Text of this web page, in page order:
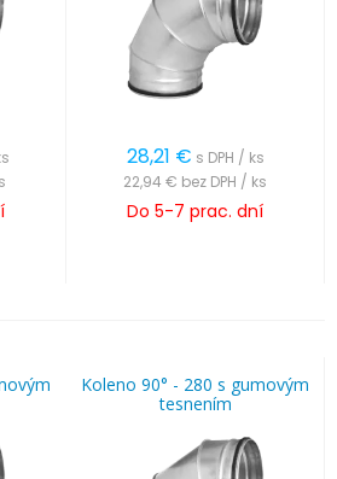
28,21 € s DPH / ks
22,94 € bez DPH / ks
Do 5-7 prac. dní
Koleno 90° - 280 s gumovým
tesnením